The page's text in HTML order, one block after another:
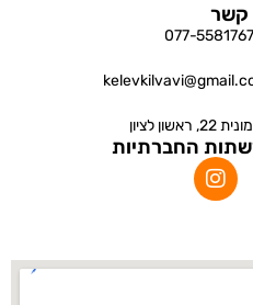
קשר
לציון
החברתיות